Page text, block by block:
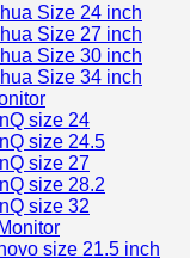
Size 24 inch
Size 27 inch
Size 30 inch
Size 34 inch
size 24
size 24.5
size 27
size 28.2
size 32
size 21.5 inch